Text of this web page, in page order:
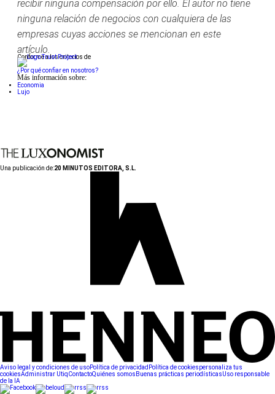
recibir ninguna compensación por ello. El autor no tiene
ninguna relación de negocios con cualquiera de las
empresas cuyas acciones se mencionan en este
artículo.
Conforme a los criterios de
¿Por qué confiar en nosotros?
Más información sobre:
Economia
Lujo
Una publicación de:20 MINUTOS EDITORA, S.L.
Aviso legal y condiciones de usoPolítica de privacidad Política de cookiespersonaliza tus
cookiesAdministrar UtiqContactoQuiénes somos Buenas prácticas periodísticasUso responsable
de la IA